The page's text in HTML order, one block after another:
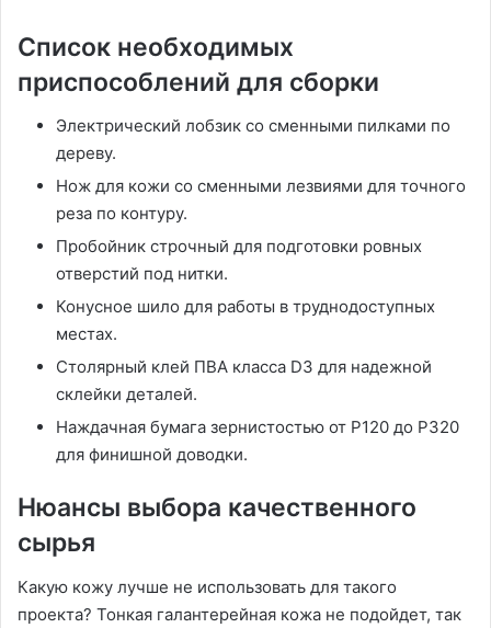
Список необходимых
приспособлений для сборки
Электрический лобзик со сменными пилками по
дереву.
Нож для кожи со сменными лезвиями для точного
реза по контуру.
Пробойник строчный для подготовки ровных
отверстий под нитки.
Конусное шило для работы в труднодоступных
местах.
Столярный клей ПВА класса D3 для надежной
склейки деталей.
Наждачная бумага зернистостью от P120 до P320
для финишной доводки.
Нюансы выбора качественного
сырья
Какую кожу лучше не использовать для такого
проекта? Тонкая галантерейная кожа не подойдет, так